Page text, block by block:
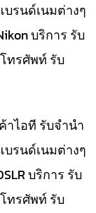
รนด์เนมต่างๆ
บริการ รับ
ทรศัพท์ รับ
าไอที รับจำนำ
รนด์เนมต่างๆ
บริการ รับ
ทรศัพท์ รับ